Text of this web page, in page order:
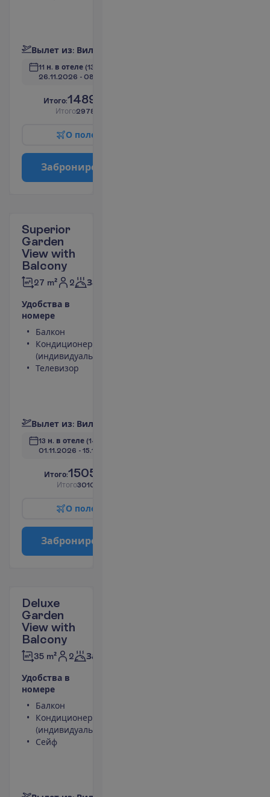
Вылет из: Вил
11 н. в отеле (13 н. всего)
26.11.2026 - 08.12.2026
Итого:1489.00
Итого2978.00
О поле
Заброниро
Superior
Garden
View with
Balcony
27 m² 2 Завтраки
Удобства в
номере
Балкон
Кондиционер
(индивидуальный)
Телевизор
Вылет из: Вил
13 н. в отеле (14 н. всего)
01.11.2026 - 15.11.2026
Итого:1505.00
Итого3010.00
О поле
Заброниро
Deluxe
Garden
View with
Balcony
35 m² 2 Завтраки
Удобства в
номере
Балкон
Кондиционер
(индивидуальный)
Сейф